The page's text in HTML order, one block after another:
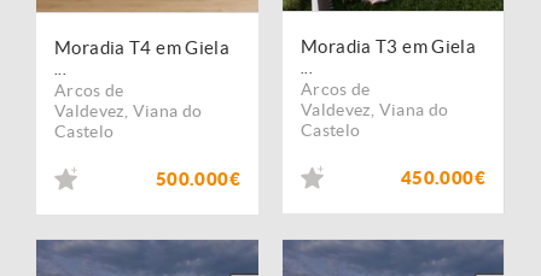
Moradia T4 em Giela
Arcos de
Valdevez Viana do
Castelo
500.000€
Moradia T3 em Giela
Arcos de
Valdevez Viana do
Castelo
450.000€